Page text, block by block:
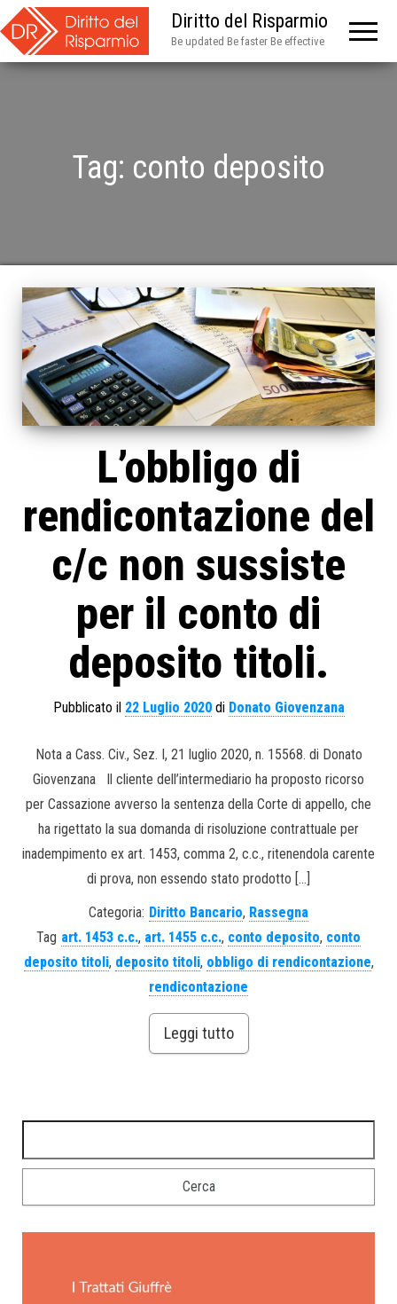
Diritto del Risparmio
Be updated Be faster Be effective
Tag: conto deposito
L’obbligo di
rendicontazione del
c/c non sussiste
per il conto di
deposito titoli.
Pubblicato il 22 Luglio 2020di Donato Giovenzana
Nota a Cass. Civ., Sez. I, 21 luglio 2020, n. 15568. di Donato
Giovenzana Il cliente dell’intermediario ha proposto ricorso
per Cassazione avverso la sentenza della Corte di appello, che
ha rigettato la sua domanda di risoluzione contrattuale per
inadempimento ex art. 1453, comma 2, c.c., ritenendola carente
di prova, non essendo stato prodotto […]
Categoria: Diritto Bancario, Rassegna
Tag art. 1453 c.c., art. 1455 c.c., conto deposito, conto
deposito titoli, deposito titoli, obbligo di rendicontazione,
rendicontazione
Leggi tutto